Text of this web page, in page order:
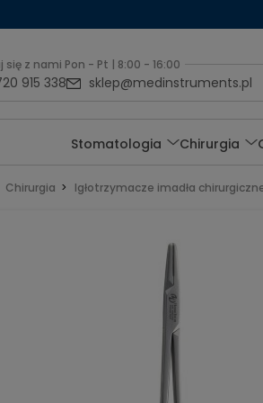
się z nami Pon - Pt | 8:00 - 16:00
915 338 sklep@medinstruments.pl
Stomatologia Chirurgia
Chirurgia Igłotrzymacze imadła